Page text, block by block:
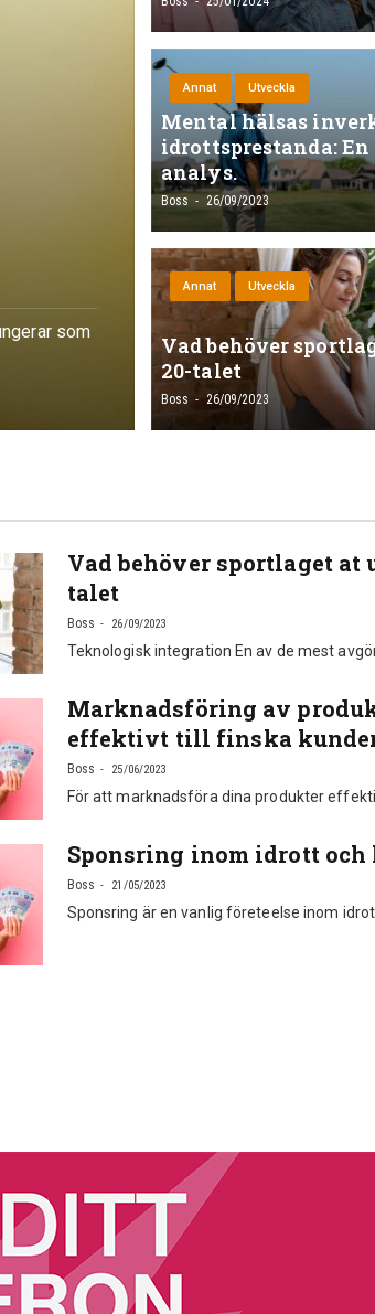
som
Annat Utveckla
Mental hälsas
idrottsprestanda: En
analys.
Boss 26/09/2023
Annat Utveckla
Vad behöver
20-talet
Boss 26/09/2023
Vad behöver sportlaget at
talet
Boss 26/09/2023
Teknologisk integration En av de mest
Marknadsföring av
effektivt till finska
Boss 25/06/2023
För att marknadsföra dina produkter
Sponsring inom idrott
Boss 21/05/2023
Sponsring är en vanlig företeelse inom